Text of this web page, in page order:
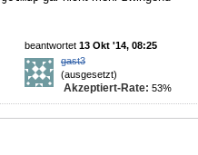
beantwortet 13 Okt '14, 08:25
gast3
(ausgesetzt)
Akzeptiert-Rate: 53%